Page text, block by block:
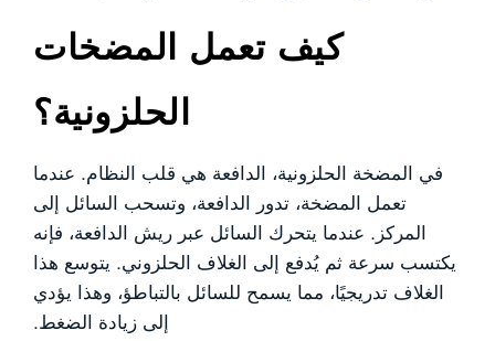
كيف تعمل المضخات
الحلزونية؟
في المضخة الحلزونية، الدافعة هي قلب النظام. عندما
تعمل المضخة، تدور الدافعة، وتسحب السائل إلى
المركز. عندما يتحرك السائل عبر ريش الدافعة، فإنه
يكتسب سرعة ثم يُدفع إلى الغلاف الحلزوني. يتوسع هذا
الغلاف تدريجيًا، مما يسمح للسائل بالتباطؤ، وهذا يؤدي
إلى زيادة الضغط.